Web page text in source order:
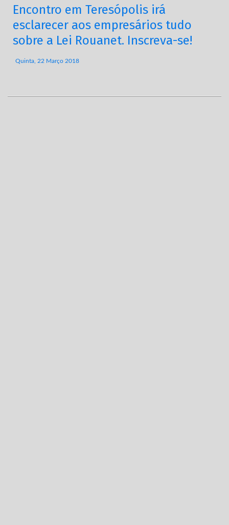
Encontro em Teresópolis irá
esclarecer aos empresários tudo
sobre a Lei Rouanet. Inscreva-se!
Quinta, 22 Março 2018